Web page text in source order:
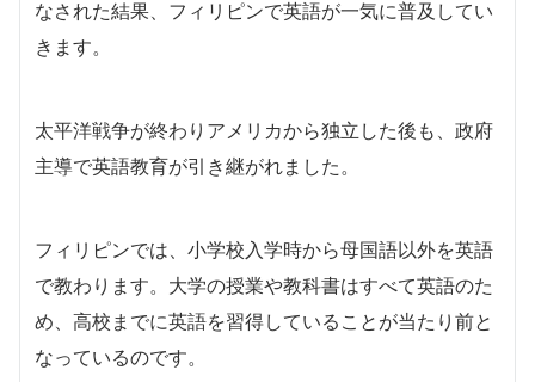
なされた結果、フィリピンで英語が一気に普及してい
きます。
太平洋戦争が終わりアメリカから独立した後も、政府
主導で英語教育が引き継がれました。
フィリピンでは、小学校入学時から母国語以外を英語
で教わります。大学の授業や教科書はすべて英語のた
め、高校までに英語を習得していることが当たり前と
なっているのです。